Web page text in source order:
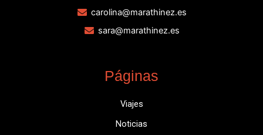
carolina@marathinez.es
sara@marathinez.es
Páginas
Viajes
Noticias